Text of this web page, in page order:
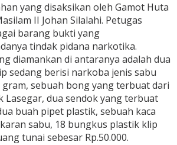
yang disaksikan oleh Gamot Huta
II Johan Silalahi. Petugas
barang bukti yang
tindak pidana narkotika.
diamankan di antaranya adalah dua
sedang berisi narkoba jenis sabu
sebuah bong yang terbuat dari
Lasegar, dua sendok yang terbuat
buah pipet plastik, sebuah kaca
sabu, 18 bungkus plastik klip
tunai sebesar Rp.50.000.